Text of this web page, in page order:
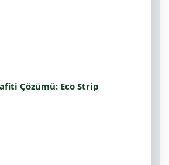
Çözümü: Eco Strip